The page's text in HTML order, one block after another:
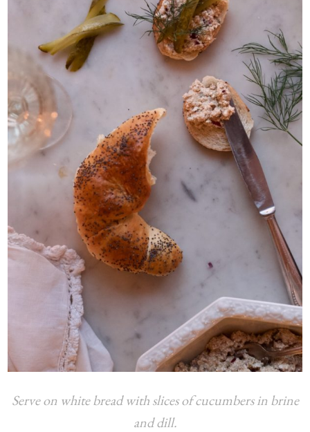
Serve on white bread with slices of cucumbers in brine
and dill.